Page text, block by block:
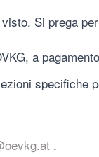
Si prega
a
specifiche
.